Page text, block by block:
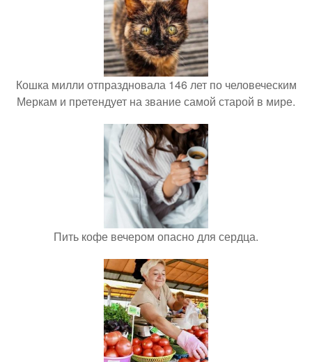
Кошка милли отпраздновала 146 лет по человеческим
Меркам и претендует на звание самой старой в мире.
Пить кофе вечером опасно для сердца.